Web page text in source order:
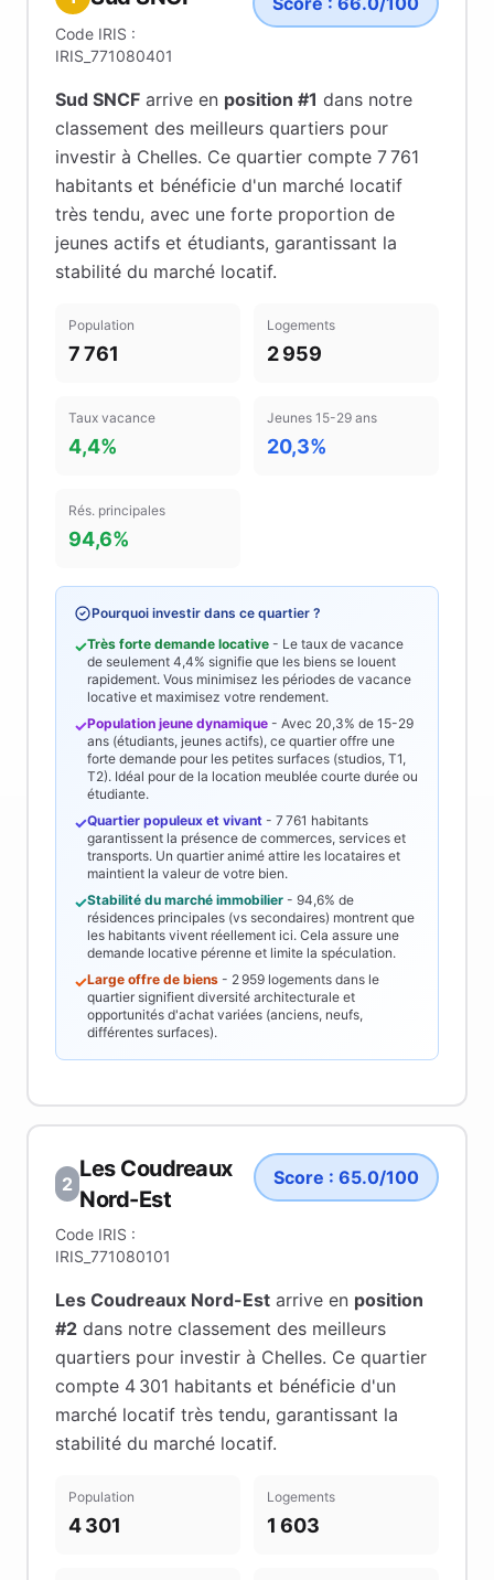
Code IRIS :
IRIS_771080401
Sud SNCF arrive en position #1 dans notre
classement des meilleurs quartiers pour
investir à Chelles. Ce quartier compte 7 761
habitants et bénéficie d'un marché locatif
très tendu, avec une forte proportion de
jeunes actifs et étudiants, garantissant la
stabilité du marché locatif.
Population
7 761
Logements
2 959
Taux vacance
4,4%
Jeunes 15-29 ans
20,3%
Rés. principales
94,6%
Pourquoi investir dans ce quartier ?
✓Très forte demande locative - Le taux de vacance
de seulement 4,4% signifie que les biens se louent
rapidement. Vous minimisez les périodes de vacance
locative et maximisez votre rendement.
✓Population jeune dynamique - Avec 20,3% de 15-29
ans (étudiants, jeunes actifs), ce quartier offre une
forte demande pour les petites surfaces (studios, T1,
T2). Idéal pour de la location meublée courte durée ou
étudiante.
✓Quartier populeux et vivant - 7 761 habitants
garantissent la présence de commerces, services et
transports. Un quartier animé attire les locataires et
maintient la valeur de votre bien.
✓Stabilité du marché immobilier - 94,6% de
résidences principales (vs secondaires) montrent que
les habitants vivent réellement ici. Cela assure une
demande locative pérenne et limite la spéculation.
✓Large offre de biens - 2 959 logements dans le
quartier signifient diversité architecturale et
opportunités d'achat variées (anciens, neufs,
différentes surfaces).
2
Les Coudreaux
Nord-Est
Code IRIS :
IRIS_771080101
Score : 65.0/100
Les Coudreaux Nord-Est arrive en position
#2 dans notre classement des meilleurs
quartiers pour investir à Chelles. Ce quartier
compte 4 301 habitants et bénéficie d'un
marché locatif très tendu, garantissant la
stabilité du marché locatif.
Population
4 301
Logements
1 603